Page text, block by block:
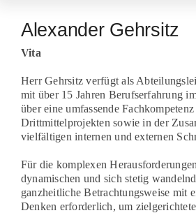
Alexander Gehrsitz
Vita
Herr Gehrsitz verfügt als
mit über 15 Jahren Berufserfahrung
über eine umfassende
Drittmittelprojekten sowie in der
vielfältigen internen und externen
Für die komplexen
dynamischen und sich stetig
ganzheitliche Betrachtungsweise mit
Denken erforderlich, um